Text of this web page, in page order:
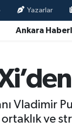
Yazarlar
Ankara
Vladimir
ortaklık ve